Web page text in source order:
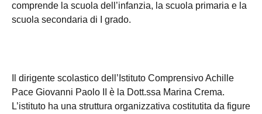
comprende la scuola dell’infanzia, la scuola primaria e la
scuola secondaria di I grado.
Il dirigente scolastico dell’Istituto Comprensivo Achille
Pace Giovanni Paolo II è la Dott.ssa Marina Crema.
L’istituto ha una struttura organizzativa costitutita da figure